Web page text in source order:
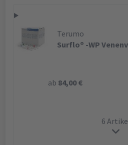
Terumo
Surflo® -WP
ab 84,00 €
6